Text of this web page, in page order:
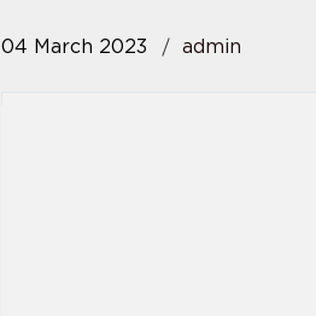
04 March 2023 admin